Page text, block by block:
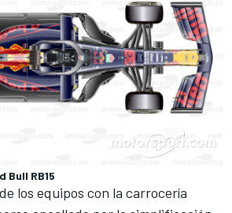
Bull RB15
los equipos con la carrocería